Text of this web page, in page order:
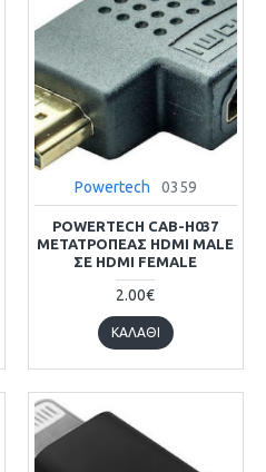
Powertech 0359
POWERTECH CAB-H037
ΜΕΤΑΤΡΟΠΈΑΣ HDMI MALE
ΣΕ HDMI FEMALE
2.00€
ΚΑΛΆΘΙ